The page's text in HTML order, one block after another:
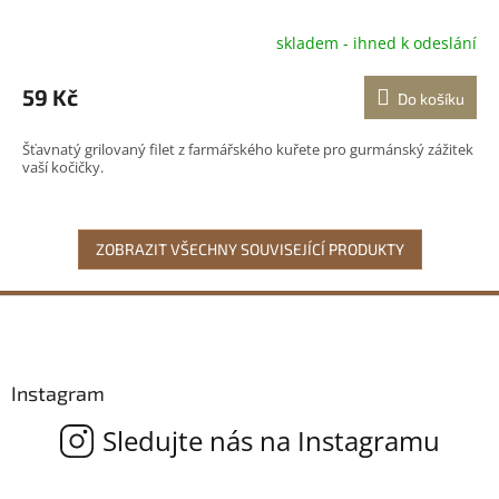
skladem - ihned k odeslání
59 Kč Do košíku
Šťavnatý grilovaný filet z farmářského kuřete pro gurmánský zážitek
vaší kočičky.
ZOBRAZIT VŠECHNY SOUVISEJÍCÍ PRODUKTY
Instagram